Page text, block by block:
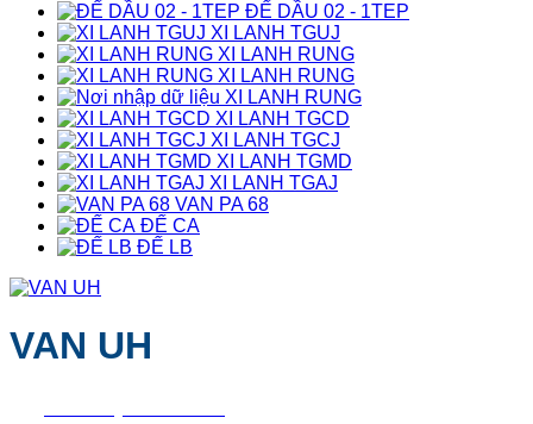
ĐẾ DẦU 02 - 1TEP
XI LANH TGUJ
XI LANH RUNG
XI LANH RUNG
XI LANH RUNG
XI LANH TGCD
XI LANH TGCJ
XI LANH TGMD
XI LANH TGAJ
VAN PA 68
ĐẾ CA
ĐẾ LB
VAN UH